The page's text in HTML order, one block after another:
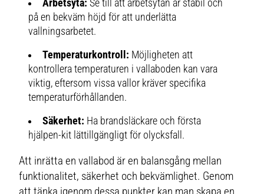
Arbetsyta: Se till att arbetsytan är stabil och
på en bekväm höjd för att underlätta
vallningsarbetet.
Temperaturkontroll: Möjligheten att
kontrollera temperaturen i vallaboden kan vara
viktig, eftersom vissa vallor kräver specifika
temperaturförhållanden.
Säkerhet: Ha brandsläckare och första
hjälpen-kit lättillgängligt för olycksfall.
Att inrätta en vallabod är en balansgång mellan
funktionalitet, säkerhet och bekvämlighet. Genom
att tänka igenom dessa punkter kan man skapa en